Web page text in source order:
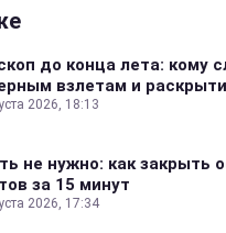
до конца лета: кому
взлетам и
2026, 18:13
не нужно: как
за 15 минут
2026, 17:34